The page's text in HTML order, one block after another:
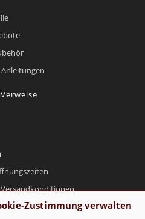
Zustimmung verwalten